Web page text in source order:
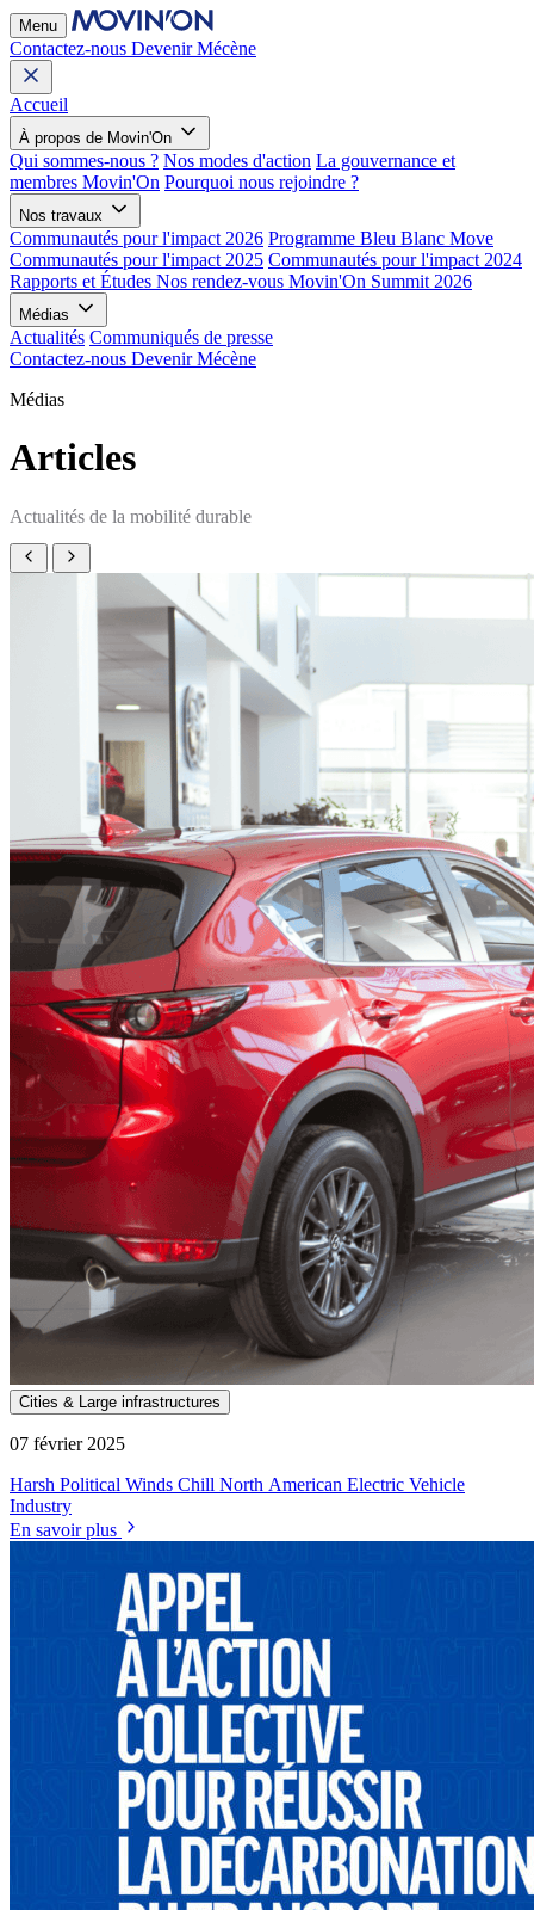
Menu
Contactez-nous Devenir Mécène
Accueil
À propos de Movin'On
Qui sommes-nous ? Nos modes d'action La gouvernance et
membres Movin'On Pourquoi nous rejoindre ?
Nos travaux
Communautés pour l'impact 2026 Programme Bleu Blanc Move
Communautés pour l'impact 2025 Communautés pour l'impact 2024
Rapports et Études Nos rendez-vous Movin'On Summit 2026
Médias
Actualités Communiqués de presse
Contactez-nous Devenir Mécène
Médias
Articles
Actualités de la mobilité durable
Cities & Large infrastructures
07 février 2025
Harsh Political Winds Chill North American Electric Vehicle
Industry
En savoir plus